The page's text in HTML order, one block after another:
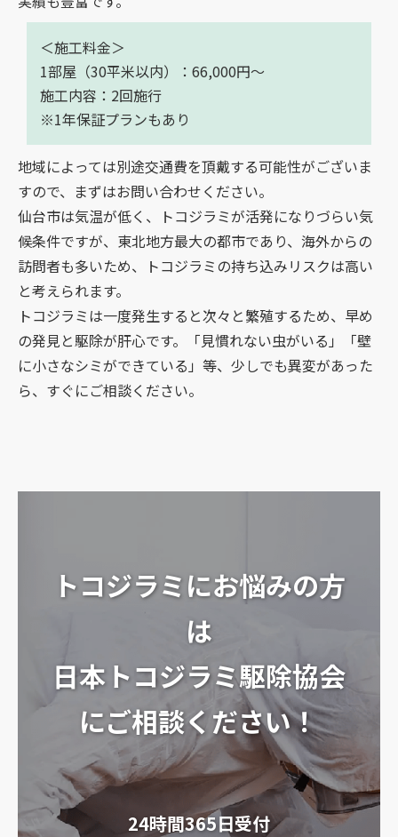
＜施工料金＞
1部屋（30平米以内）：66,000円～
施工内容：2回施行
※1年保証プランもあり
地域によっては別途交通費を頂戴する可能性がございま
すので、まずはお問い合わせください。
仙台市は気温が低く、トコジラミが活発になりづらい気
候条件ですが、東北地方最大の都市であり、海外からの
訪問者も多いため、トコジラミの持ち込みリスクは高い
と考えられます。
トコジラミは一度発生すると次々と繁殖するため、早め
の発見と駆除が肝心です。「見慣れない虫がいる」「壁
に小さなシミができている」等、少しでも異変があった
ら、すぐにご相談ください。
トコジラミにお悩みの方
は
日本トコジラミ駆除協会
にご相談ください！
24時間365日受付